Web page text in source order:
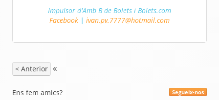
Impulsor d'Amb B de Bolets i Bolets.com
Facebook | ivan.pv.7777@hotmail.com
< Anterior
Segueix-nos
Ens fem amics?